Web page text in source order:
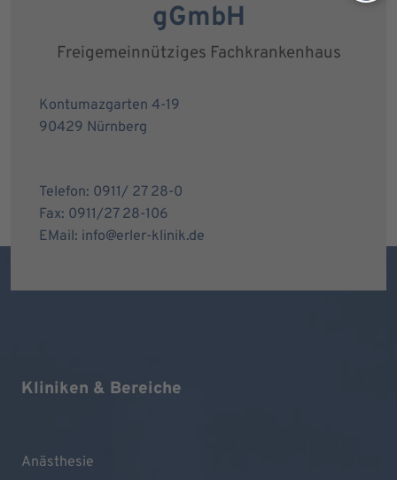
gGmbH
Freigemeinnütziges Fachkrankenhaus
Kontumazgarten 4-19
90429 Nürnberg
Telefon: 0911/ 27 28-0
Fax: 0911/27 28-106
EMail: info@erler-klinik.de
Kliniken & Bereiche
Anästhesie